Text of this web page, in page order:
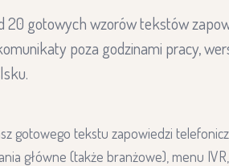
20 gotowych wzorów tekstów
poza godzinami pracy,
gotowego tekstu zapowiedzi
główne (także branżowe), menu